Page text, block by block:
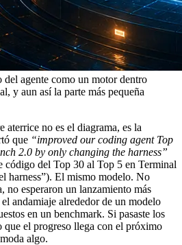
del agente como un motor dentro
y aun así la parte más pequeña
aterrice no es el diagrama, es la
que “improved our coding agent Top
2.0 by only changing the harness”
código del Top 30 al Top 5 en Terminal
harness”). El mismo modelo. No
no esperaron un lanzamiento más
andamiaje alrededor de un modelo
en un benchmark. Si pasaste los
que el progreso llega con el próximo
algo.